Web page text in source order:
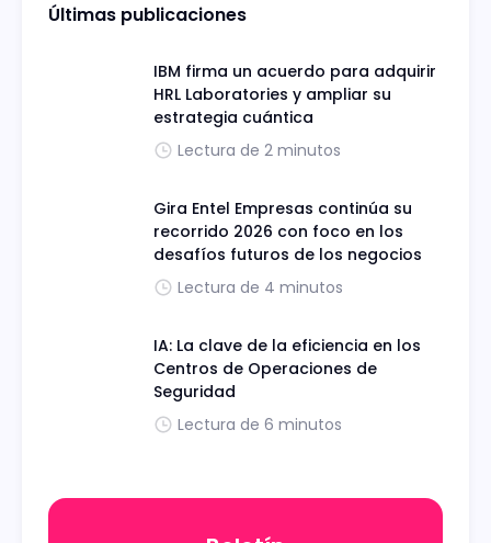
Últimas publicaciones
IBM firma un acuerdo para adquirir
HRL Laboratories y ampliar su
estrategia cuántica
Lectura de 2 minutos
Gira Entel Empresas continúa su
recorrido 2026 con foco en los
desafíos futuros de los negocios
Lectura de 4 minutos
IA: La clave de la eficiencia en los
Centros de Operaciones de
Seguridad
Lectura de 6 minutos